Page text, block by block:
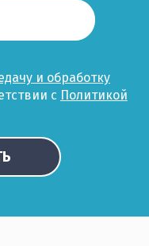
и обработку
с Политикой